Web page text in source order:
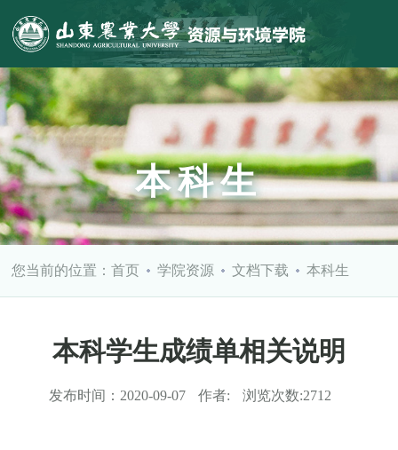
本科生
您当前的位置：首页 学院资源 文档下载 本科生
本科学生成绩单相关说明
发布时间： 2020-09-07 作者: 浏览次数:2712